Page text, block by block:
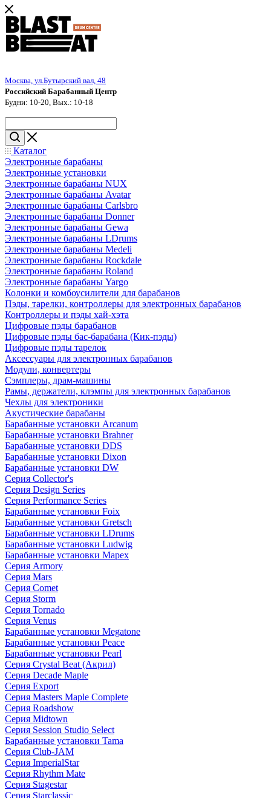
Москва, ул.Бутырский вал, 48
Российский Барабанный Центр
Будни: 10-20, Вых.: 10-18
Каталог
Электронные барабаны
Электронные установки
Электронные барабаны NUX
Электронные барабаны Avatar
Электронные барабаны Carlsbro
Электронные барабаны Donner
Электронные барабаны Gewa
Электронные барабаны LDrums
Электронные барабаны Medeli
Электронные барабаны Rockdale
Электронные барабаны Roland
Электронные барабаны Yargo
Колонки и комбоусилители для барабанов
Пэды, тарелки, контроллеры для электронных барабанов
Контроллеры и пэды хай-хэта
Цифровые пэды барабанов
Цифровые пэды бас-барабана (Кик-пэды)
Цифровые пэды тарелок
Аксессуары для электронных барабанов
Модули, конвертеры
Сэмплеры, драм-машины
Рамы, держатели, клэмпы для электронных барабанов
Чехлы для электроники
Акустические барабаны
Барабанные установки Arcanum
Барабанные установки Brahner
Барабанные установки DDS
Барабанные установки Dixon
Барабанные установки DW
Серия Collector's
Серия Design Series
Серия Performance Series
Барабанные установки Foix
Барабанные установки Gretsch
Барабанные установки LDrums
Барабанные установки Ludwig
Барабанные установки Mapex
Серия Armory
Серия Mars
Серия Comet
Серия Storm
Серия Tornado
Серия Venus
Барабанные установки Megatone
Барабанные установки Peace
Барабанные установки Pearl
Серия Crystal Beat (Акрил)
Серия Decade Maple
Серия Export
Серия Masters Maple Complete
Серия Roadshow
Серия Midtown
Серия Session Studio Select
Барабанные установки Tama
Серия Club-JAM
Серия ImperialStar
Серия Rhythm Mate
Серия Stagestar
Серия Starclassic